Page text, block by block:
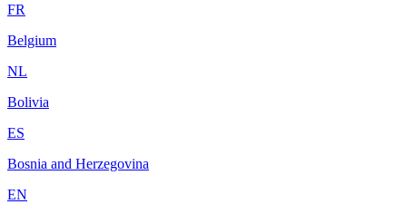
FR
Belgium
NL
Bolivia
ES
Bosnia and Herzegovina
EN